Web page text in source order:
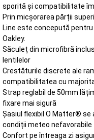
sporită și compatibilitate
Prin micșorarea părții
Line este concepută
Oakley.
Săculeț din microfibră
lentilelor
Crestăturile discrete ale
compatibilitatea cu
Strap reglabil de 50mm
fixare mai sigură
Șasiul flexibil O Matter® se
condiții meteo nefavorabile
Confort pe întreaga zi